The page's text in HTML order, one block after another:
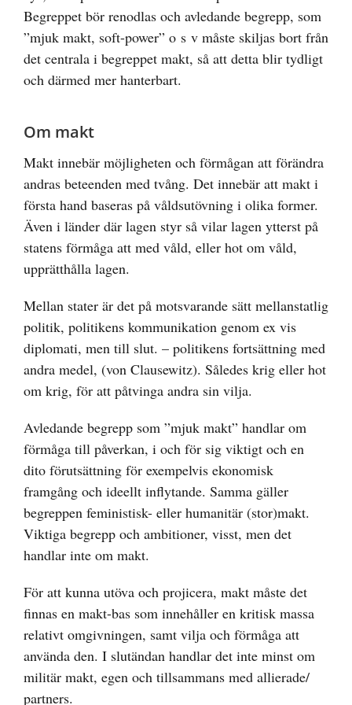
Begreppet bör renodlas och avledande begrepp, som
”mjuk makt, soft-power” o s v måste skiljas bort från
det centrala i begreppet makt, så att detta blir tydligt
och därmed mer hanterbart.
Om makt
Makt innebär möjligheten och förmågan att förändra
andras beteenden med tvång. Det innebär att makt i
första hand baseras på våldsutövning i olika former.
Även i länder där lagen styr så vilar lagen ytterst på
statens förmåga att med våld, eller hot om våld,
upprätthålla lagen.
Mellan stater är det på motsvarande sätt mellanstatlig
politik, politikens kommunikation genom ex vis
diplomati, men till slut. – politikens fortsättning med
andra medel, (von Clausewitz). Således krig eller hot
om krig, för att påtvinga andra sin vilja.
Avledande begrepp som ”mjuk makt” handlar om
förmåga till påverkan, i och för sig viktigt och en
dito förutsättning för exempelvis ekonomisk
framgång och ideellt inflytande. Samma gäller
begreppen feministisk- eller humanitär (stor)makt.
Viktiga begrepp och ambitioner, visst, men det
handlar inte om makt.
För att kunna utöva och projicera, makt måste det
finnas en makt-bas som innehåller en kritisk massa
relativt omgivningen, samt vilja och förmåga att
använda den. I slutändan handlar det inte minst om
militär makt, egen och tillsammans med allierade/
partners.